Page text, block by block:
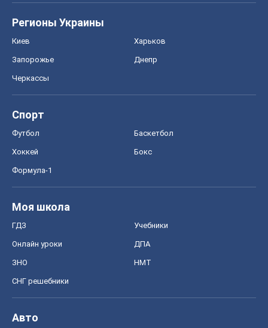
Регионы Украины
Киев Харьков
Запорожье Днепр
Черкассы
Спорт
Футбол Баскетбол
Хоккей Бокс
Формула-1
Моя школа
ГДЗ Учебники
Онлайн уроки ДПА
ЗНО НМТ
СНГ решебники
Авто